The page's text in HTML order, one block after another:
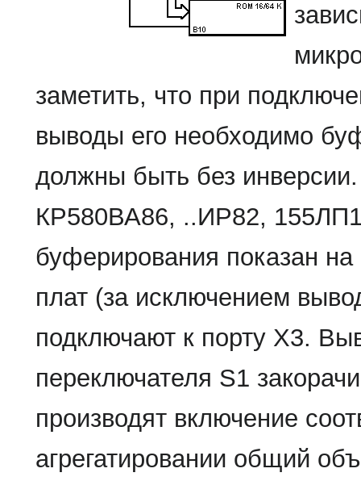
заметить, что при
выводы его необходимо
должны быть без
КР580ВА86, ..ИР82,
буферирования показан
плат (за исключением
подключают к порту Х3.
переключателя S1
производят включение
агрегатировании общий